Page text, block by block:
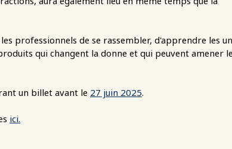
professionnels de se rassembler, d'apprendre les
qui changent la donne et qui peuvent amener
un billet avant le 27 juin 2025.
ici.